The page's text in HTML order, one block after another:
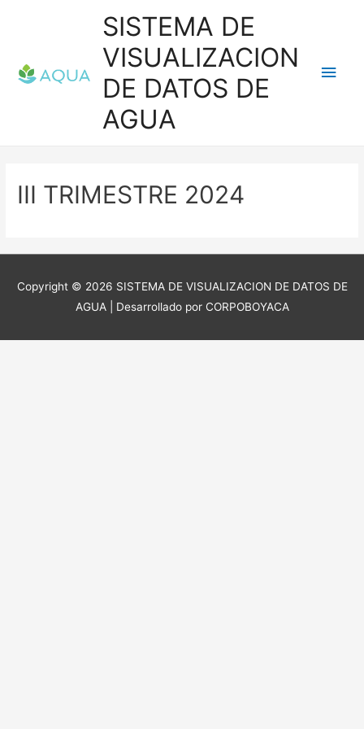
SISTEMA DE
VISUALIZACION
DE DATOS DE
AGUA
III TRIMESTRE 2024
Copyright © 2026 SISTEMA DE VISUALIZACION DE DATOS DE
AGUA| Desarrollado por CORPOBOYACA